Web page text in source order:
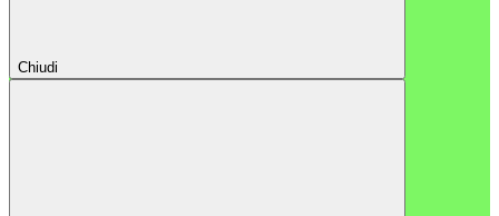
Chiudi